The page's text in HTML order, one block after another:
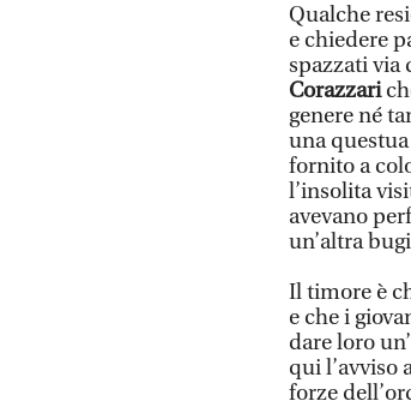
Qualche
e chiedere
spazzati via
Corazzari
genere né
una
fornito a
l’insolita
avevano
un’altra
Il timore è
e che i
dare loro
qui l’avviso
forze